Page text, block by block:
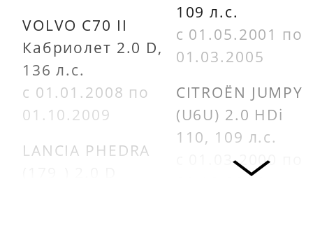
VOLVO C70 II
Кабриолет 2.0 D,
136 л.с.
с 01.01.2008 по
01.10.2009
LANCIA PHEDRA
109 л.с.
с 01.05.2001 по
01.03.2005
CITROËN JUMPY
(U6U) 2.0 HDi
110, 109 л.с.
с 01.03.2000 по
01.10.2006